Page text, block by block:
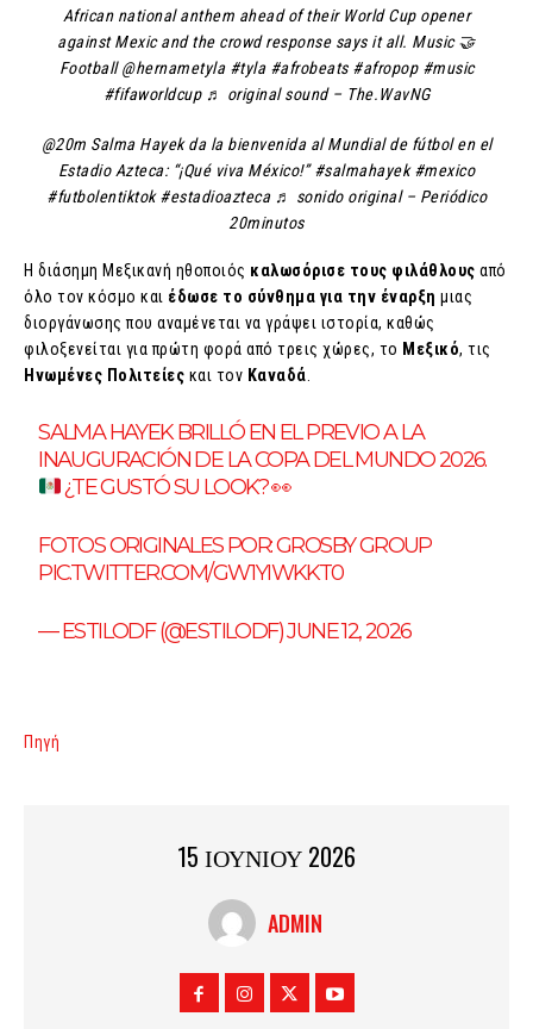
African national anthem ahead of their World Cup opener
against Mexic and the crowd response says it all. Music🤝
Football @hernametyla #tyla #afrobeats #afropop #music
#fifaworldcup ♬ original sound – The.WavNG
@20m Salma Hayek da la bienvenida al Mundial de fútbol en el
Estadio Azteca: “¡Qué viva México!” #salmahayek #mexico
#futbolentiktok #estadioazteca ♬ sonido original – Periódico
20minutos
Η διάσημη Μεξικανή ηθοποιός καλωσόρισε τους φιλάθλους από
όλο τον κόσμο και έδωσε το σύνθημα για την έναρξη μιας
διοργάνωσης που αναμένεται να γράψει ιστορία, καθώς
φιλοξενείται για πρώτη φορά από τρεις χώρες, το Μεξικό, τις
Ηνωμένες Πολιτείες και τον Καναδά.
SALMA HAYEK BRILLÓ EN EL PREVIO A LA
INAUGURACIÓN DE LA COPA DEL MUNDO 2026.
¿TE GUSTÓ SU LOOK?👀
FOTOS ORIGINALES POR: GROSBY GROUP
PIC.TWITTER.COM/GW1YIWKKT0
— ESTILODF (@ESTILODF) JUNE 12, 2026
Πηγή
15 ΙΟΥΝΙΟΥ 2026
ADMIN